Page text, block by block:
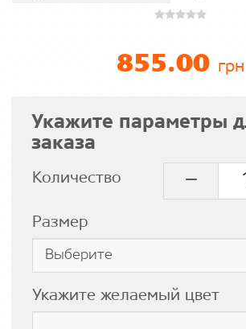
855.00 грн
Укажите параметры
заказа
Количество
Размер
Укажите желаемый цвет